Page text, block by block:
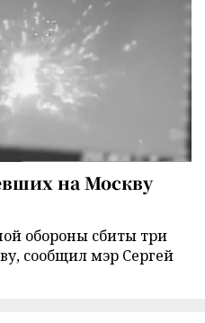
на Москву
обороны сбиты три
сообщил мэр Сергей